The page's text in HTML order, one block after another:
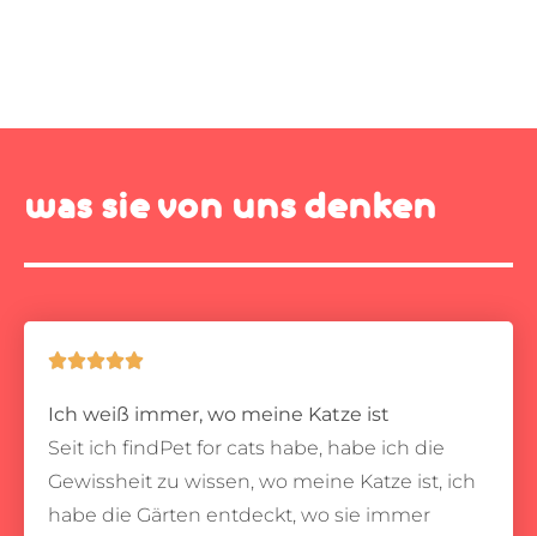
was sie von uns denken

Ich weiß immer, wo meine Katze ist
Seit ich findPet for cats habe, habe ich die
Gewissheit zu wissen, wo meine Katze ist, ich
habe die Gärten entdeckt, wo sie immer